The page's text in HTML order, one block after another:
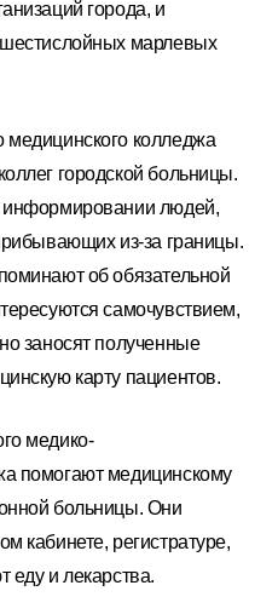
города, и
шестислойных марлевых
медицинского колледжа
городской больницы.
информировании людей,
из-за границы.
об обязательной
самочувствием,
заносят полученные
карту пациентов.
медико-
помогают медицинскому
больницы. Они
кабинете, регистратуре,
еду и лекарства.